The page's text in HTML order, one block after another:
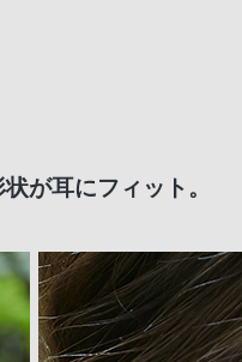
が耳にフィット。